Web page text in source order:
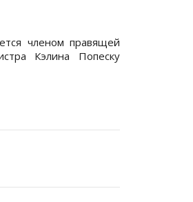
членом правящей
Кэлина Попеску